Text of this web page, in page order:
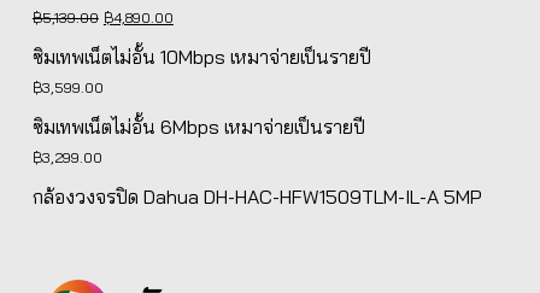
฿4,839.00.
฿5,139.00 Original
price
฿4,890.00Current
ซิมเทพเน็ตไม่อั้น 10Mbps เหมาจ่ายเป็นรายปี
฿3,599.00
ซิมเทพเน็ตไม่อั้น 6Mbps เหมาจ่ายเป็นรายปี
฿3,299.00
กล้องวงจรปิด Dahua DH-HAC-HFW1509TLM-IL-A 5MP